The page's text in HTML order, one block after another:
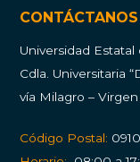
CONTÁCTANOS
Universidad Estatal
Cdla. Universitaria
vía Milagro –
Código Postal: